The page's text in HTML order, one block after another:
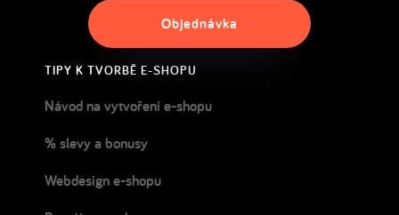
Objednávka
TIPY K TVORBĚ E-SHOPU
Návod na vytvoření e-shopu
% slevy a bonusy
Webdesign e-shopu